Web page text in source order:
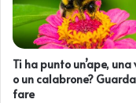
Ti ha punto un’ape, una
o un calabrone?
fare